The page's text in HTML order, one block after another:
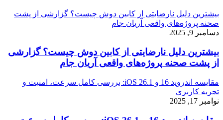
بیشترین دلیل نارضایتی از کابین دوش چیست؟ گزارشی از پشت
صحنه پروژه‌های واقعی آریان جام
دسامبر 9, 2025
بیشترین دلیل نارضایتی از کابین دوش چیست؟ گزارشی
از پشت صحنه پروژه‌های واقعی آریان جام
مقایسه اندروید 16 و iOS 26.1: بررسی کامل سرعت، امنیت و
تجربه کاربری
نوامبر 17, 2025